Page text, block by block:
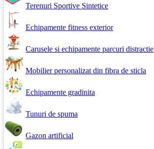
Terenuri Sportive Sintetice
Echipamente fitness exterior
Carusele si echipamente parcuri distractie
Mobilier personalizat din fibra de sticla
Echipamente gradinita
Tunuri de spuma
Gazon artificial